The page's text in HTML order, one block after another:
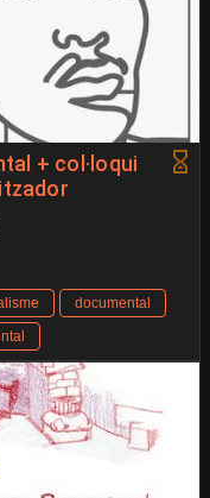
+ col·loqui
documental